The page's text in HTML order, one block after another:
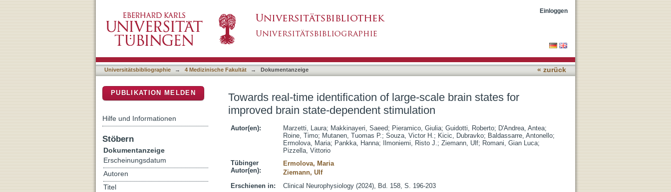
Towards real-time identification of large-scale brain states for improved brain state-dependent
stimulation
Einloggen
Universitätsbibliographie → 4 Medizinische Fakultät → Dokumentanzeige « zurück
Towards real-time identification of large-scale brain states for
improved brain state-dependent stimulation
Autor(en): Marzetti, Laura; Makkinayeri, Saeed; Pieramico, Giulia; Guidotti, Roberto; D'Andrea, Antea;
Roine, Timo; Mutanen, Tuomas P.; Souza, Victor H.; Kicic, Dubravko; Baldassarre, Antonello;
Ermolova, Maria; Pankka, Hanna; Ilmoniemi, Risto J.; Ziemann, Ulf; Romani, Gian Luca;
Pizzella, Vittorio
Tübinger
Autor(en):
Ermolova, Maria
Ziemann, Ulf
Erschienen in:
Clinical Neurophysiology (2024), Bd. 158, S. 196-203
PUBLIKATION MELDEN
Hilfe und Informationen
Stöbern
Dokumentanzeige
Erscheinungsdatum
Autoren
Titel